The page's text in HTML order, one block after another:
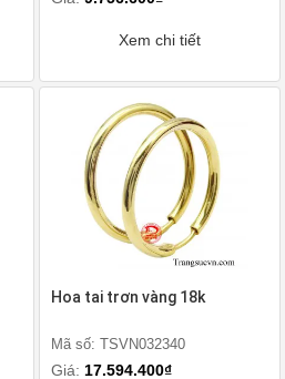
Xem chi tiết
Hoa tai trơn vàng 18k
Mã số: TSVN032340
Giá: 17.594.400₫